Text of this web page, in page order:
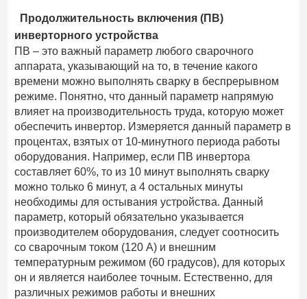
Продолжительность включения (ПВ)
инверторного устройства
ПВ – это важный параметр любого сварочного
аппарата, указывающий на то, в течение какого
времени можно выполнять сварку в беспрерывном
режиме. Понятно, что данный параметр напрямую
влияет на производительность труда, которую может
обеспечить инвертор. Измеряется данный параметр в
процентах, взятых от 10-минутного периода работы
оборудования. Например, если ПВ инвертора
составляет 60%, то из 10 минут выполнять сварку
можно только 6 минут, а 4 остальных минуты
необходимы для остывания устройства. Данный
параметр, который обязательно указывается
производителем оборудования, следует соотносить
со сварочным током (120 А) и внешним
температурным режимом (60 градусов), для которых
он и является наиболее точным. Естественно, для
различных режимов работы и внешних